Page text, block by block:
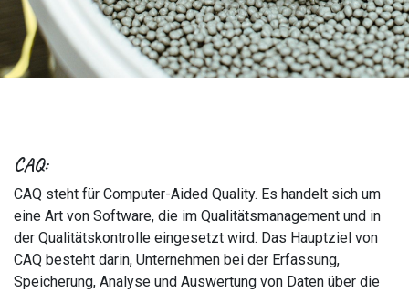
CAQ:
CAQ steht für Computer-Aided Quality. Es handelt sich um
eine Art von Software, die im Qualitätsmanagement und in
der Qualitätskontrolle eingesetzt wird. Das Hauptziel von
CAQ besteht darin, Unternehmen bei der Erfassung,
Speicherung, Analyse und Auswertung von Daten über die